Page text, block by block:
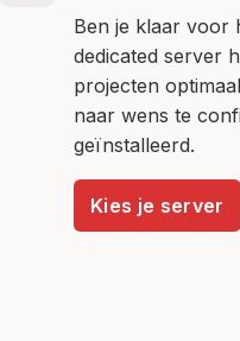
Ben je klaar voor
dedicated server
projecten
naar wens te
geïnstalleerd.
Kies je server